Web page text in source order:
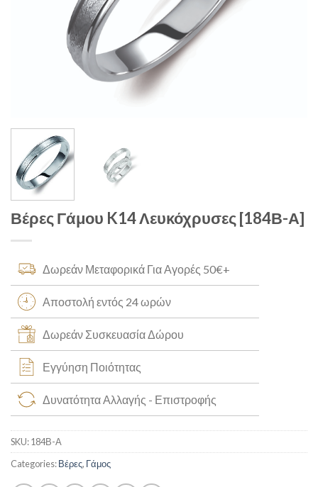
Βέρες Γάμου K14 Λευκόχρυσες [184Β-Α]
Δωρεάν Μεταφορικά Για Αγορές 50€+
Αποστολή εντός 24 ωρών
Δωρεάν Συσκευασία Δώρου
Εγγύηση Ποιότητας
Δυνατότητα Αλλαγής - Επιστροφής
SKU:184Β-Α
Categories:Βέρες, Γάμος